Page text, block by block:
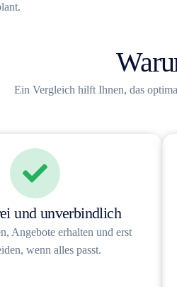
Ein Vergleich hilft Ihnen, das
und unverbindlich
Angebote erhalten und erst
wenn alles passt.